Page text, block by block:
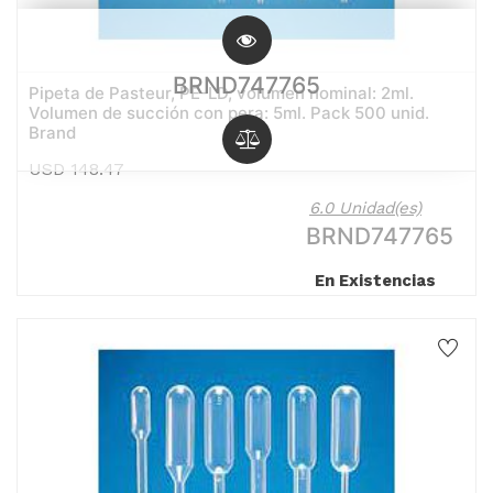
Pipeta de Pasteur, PE-LD, volumen nominal: 2ml.
Volumen de succión con pera: 5ml. Pack 500 unid.
Brand
USD 148.47
BRND747765
6.0 Unidad(es)
BRND747765
En Existencias